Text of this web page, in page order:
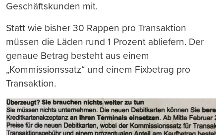
Geschäftskunden mit.
Statt wie bisher 30 Rappen pro Transaktion
müssen die Läden rund 1 Prozent abliefern. Der
genaue Betrag besteht aus einem
„Kommissionssatz“ und einem Fixbetrag pro
Transaktion.